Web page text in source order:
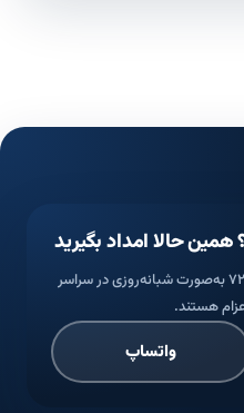
حالا امداد بگیرید
کارشناسان امداد خودرو هیوندای ۷۲۴ به‌صورت شبانه‌روزی در سراسر
هستند.
واتساپ